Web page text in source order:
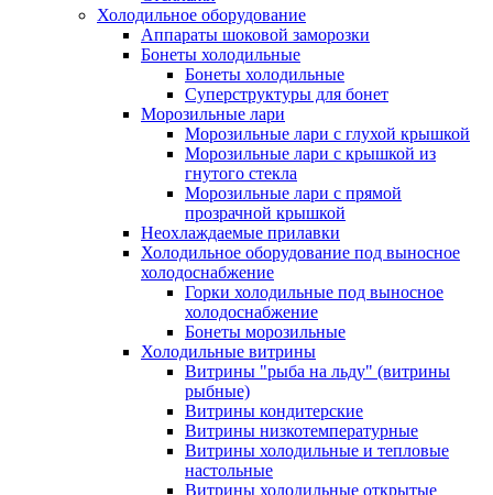
Холодильное оборудование
Аппараты шоковой заморозки
Бонеты холодильные
Бонеты холодильные
Суперструктуры для бонет
Морозильные лари
Морозильные лари с глухой крышкой
Морозильные лари с крышкой из
гнутого стекла
Морозильные лари с прямой
прозрачной крышкой
Неохлаждаемые прилавки
Холодильное оборудование под выносное
холодоснабжение
Горки холодильные под выносное
холодоснабжение
Бонеты морозильные
Холодильные витрины
Витрины "рыба на льду" (витрины
рыбные)
Витрины кондитерские
Витрины низкотемпературные
Витрины холодильные и тепловые
настольные
Витрины холодильные открытые